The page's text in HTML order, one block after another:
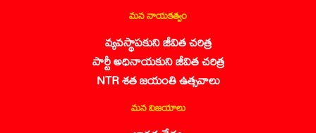
మన నాయకత్వం
వ్యవస్థాపకుని జీవిత చరిత్ర
పార్టీ అధినాయకుని జీవిత చరిత్ర
NTR శత జయంతి ఉత్సవాలు
మన విజయాలు